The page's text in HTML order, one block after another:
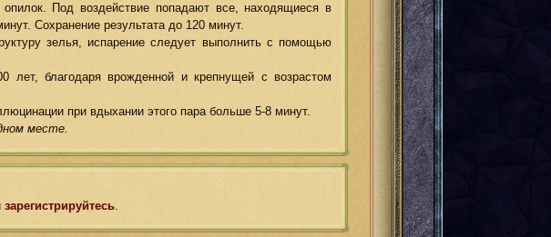
Под воздействие попадают все, находящиеся в
Сохранение результата до 120 минут.
зелья, испарение следует выполнить с помощью
лет, благодаря врожденной и крепнущей с возрастом
при вдыхании этого пара больше 5-8 минут.
месте.
зарегистрируйтесь